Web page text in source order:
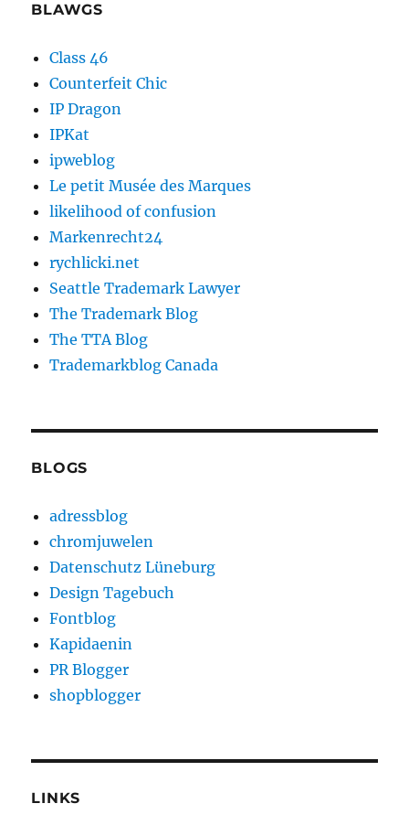
BLAWGS
Class 46
Counterfeit Chic
IP Dragon
IPKat
ipweblog
Le petit Musée des Marques
likelihood of confusion
Markenrecht24
rychlicki.net
Seattle Trademark Lawyer
The Trademark Blog
The TTA Blog
Trademarkblog Canada
BLOGS
adressblog
chromjuwelen
Datenschutz Lüneburg
Design Tagebuch
Fontblog
Kapidaenin
PR Blogger
shopblogger
LINKS